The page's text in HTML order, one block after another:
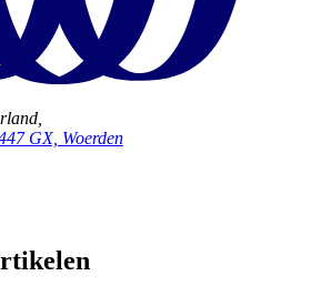
GX, Woerden